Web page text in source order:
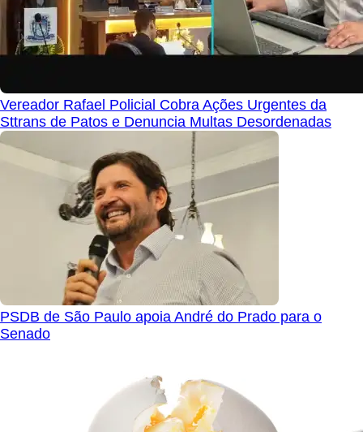
Vereador Rafael Policial Cobra Ações Urgentes da
Sttrans de Patos e Denuncia Multas Desordenadas
PSDB de São Paulo apoia André do Prado para o
Senado